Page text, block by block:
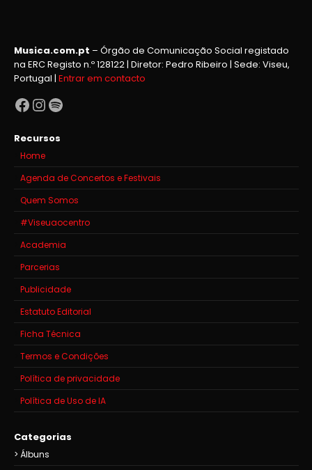
Musica.com.pt – Órgão de Comunicação Social registado
na ERC Registo n.º 128122 | Diretor: Pedro Ribeiro | Sede: Viseu,
Portugal | Entrar em contacto
Facebook
Instagram
Spotify
Recursos
Home
Agenda de Concertos e Festivais
Quem Somos
#Viseuaocentro
Academia
Parcerias
Publicidade
Estatuto Editorial
Ficha Técnica
Termos e Condições
Política de privacidade
Política de Uso de IA
Categorias
Álbuns